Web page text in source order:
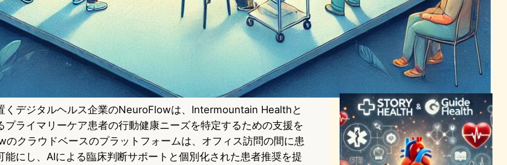
くデジタルヘルス企業のNeuroFlowは、Intermountain Healthと
プライマリーケア患者の行動健康ニーズを特定するための支援を
クラウドベースのプラットフォームは、オフィス訪問の間に患
にし、AIによる臨床判断サポートと個別化された患者推奨を提
Talkspaceが専門ケアネット
ワーク立ち上げ、メンタルヘ
ルス治療アクセス拡大
ヘルスケアテクノロジーニュース
2024年5月1日8:12